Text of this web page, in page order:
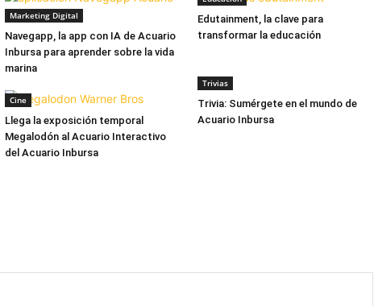
Marketing Digital
Navegapp, la app con IA de Acuario
Inbursa para aprender sobre la vida
marina
Edutainment, la clave para
transformar la educación
Cine
Llega la exposición temporal
Megalodón al Acuario Interactivo
del Acuario Inbursa
Trivias
Trivia: Sumérgete en el mundo de
Acuario Inbursa